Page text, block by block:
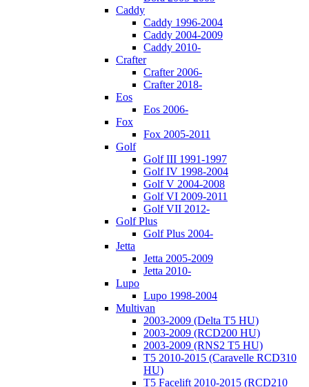
Caddy
Caddy 1996-2004
Caddy 2004-2009
Caddy 2010-
Crafter
Crafter 2006-
Crafter 2018-
Eos
Eos 2006-
Fox
Fox 2005-2011
Golf
Golf III 1991-1997
Golf IV 1998-2004
Golf V 2004-2008
Golf VI 2009-2011
Golf VII 2012-
Golf Plus
Golf Plus 2004-
Jetta
Jetta 2005-2009
Jetta 2010-
Lupo
Lupo 1998-2004
Multivan
2003-2009 (Delta T5 HU)
2003-2009 (RCD200 HU)
2003-2009 (RNS2 T5 HU)
T5 2010-2015 (Caravelle RCD310
HU)
T5 Facelift 2010-2015 (RCD210